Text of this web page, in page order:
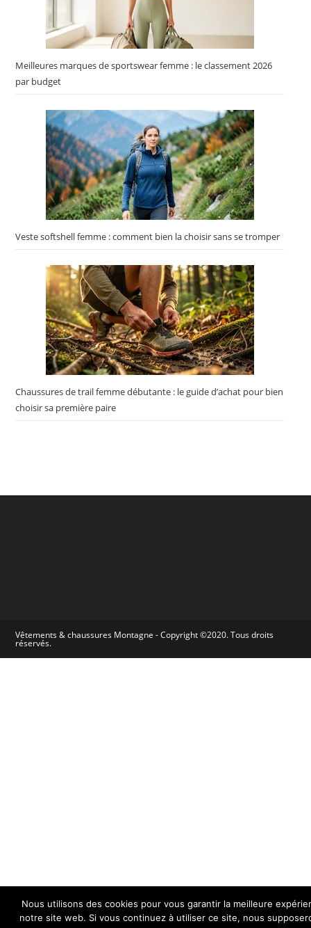
Meilleures marques de sportswear femme : le classement 2026
par budget
Veste softshell femme : comment bien la choisir sans se tromper
Chaussures de trail femme débutante : le guide d’achat pour bien
choisir sa première paire
Vêtements & chaussures Montagne - Copyright ©2020. Tous droits
réservés.
Nous utilisons des cookies pour vous garantir la meilleure
notre site web. Si vous continuez à utiliser ce site, nous